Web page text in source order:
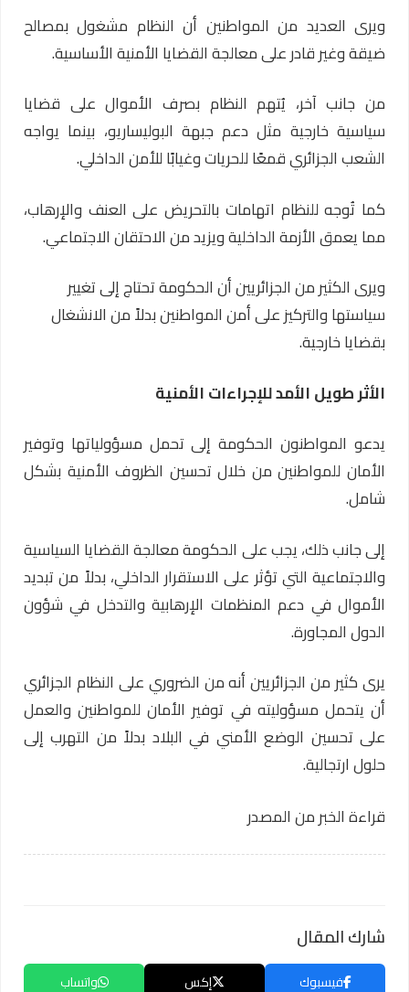
ويرى العديد من المواطنين أن النظام مشغول بمصالح
ضيقة وغير قادر على معالجة القضايا الأمنية الأساسية.
من جانب آخر، يُتهم النظام بصرف الأموال على قضايا
سياسية خارجية مثل دعم جبهة البوليساريو، بينما يواجه
الشعب الجزائري قمعًا للحريات وغيابًا للأمن الداخلي.
كما تُوجه للنظام اتهامات بالتحريض على العنف والإرهاب،
مما يعمق الأزمة الداخلية ويزيد من الاحتقان الاجتماعي.
ويرى الكثير من الجزائريين أن الحكومة تحتاج إلى تغيير
سياستها والتركيز على أمن المواطنين بدلاً من الانشغال
بقضايا خارجية.
الأثر طويل الأمد للإجراءات الأمنية
يدعو المواطنون الحكومة إلى تحمل مسؤولياتها وتوفير
الأمان للمواطنين من خلال تحسين الظروف الأمنية بشكل
شامل.
إلى جانب ذلك، يجب على الحكومة معالجة القضايا السياسية
والاجتماعية التي تؤثر على الاستقرار الداخلي، بدلاً من تبديد
الأموال في دعم المنظمات الإرهابية والتدخل في شؤون
الدول المجاورة.
يرى كثير من الجزائريين أنه من الضروري على النظام الجزائري
أن يتحمل مسؤوليته في توفير الأمان للمواطنين والعمل
على تحسين الوضع الأمني في البلاد بدلاً من التهرب إلى
حلول ارتجالية.
قراءة الخبر من المصدر
شارك المقال
فيسبوك إكس واتساب